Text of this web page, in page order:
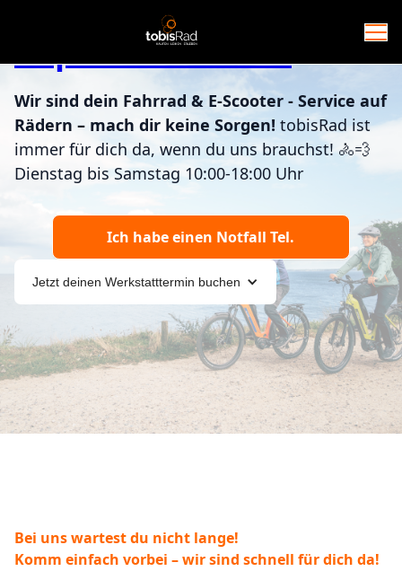
Reparaturservice
Wir sind dein Fahrrad & E-Scooter - Service auf
Rädern – mach dir keine Sorgen! tobisRad ist
immer für dich da, wenn du uns brauchst! 🚴💨
Dienstag bis Samstag 10:00-18:00 Uhr
Jetzt deinen Werkstatttermin buchen
Ich habe einen Notfall Tel.
Bei uns wartest du nicht lange!
Komm einfach vorbei – wir sind schnell für dich da!